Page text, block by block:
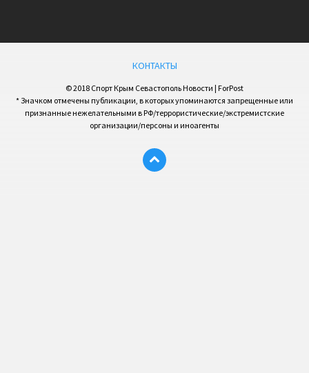
КОНТАКТЫ
© 2018 Спорт Крым Севастополь Новости | ForPost
* Значком отмечены публикации, в которых упоминаются запрещенные или
признанные нежелательными в РФ/террористические/экстремистские
организации/персоны и иноагенты